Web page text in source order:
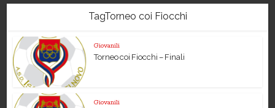
TagTorneo coi Fiocchi
Giovanili
Torneo coi Fiocchi – Finali
Giovanili